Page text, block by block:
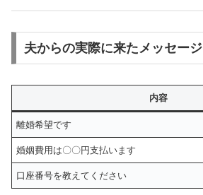
夫からの実際に来たメッセージ
内容
離婚希望です
婚姻費用は〇〇円支払います
口座番号を教えてください